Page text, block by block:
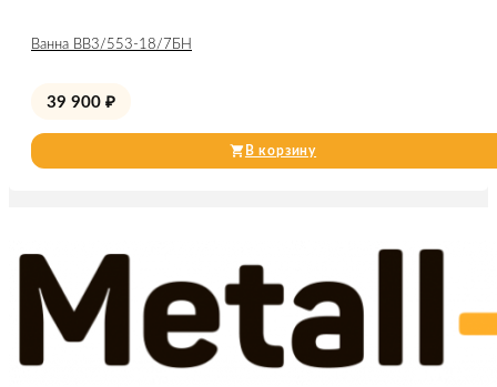
Ванна ВВ3/553-18/7БН
39 900 ₽
В корзину